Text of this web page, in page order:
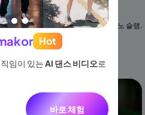
피아노 코드 드롭
프롬프트: 깊고 영화 같은 피아노 슬램.
사운드 효과
Hot
임이 있는AI 댄스 비디오로
바로 체험
터, 네